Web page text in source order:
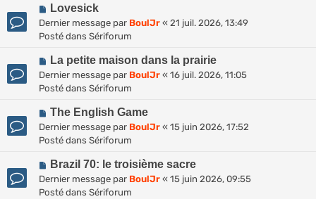
g
e
s
s
g
e
a
u
s
s
g
e
N
o
u
a
u
s
s
g
e
Lovesick
Dernier message par BoulJr « 21 juil. 2026, 13:49
Posté dans Sériforum
N
o
u
e
a
u
s
s
La petite maison dans la prairie
Dernier message par BoulJr « 16 juil. 2026, 11:05
Posté dans Sériforum
N
o
u
a
u
The English Game
Dernier message par BoulJr « 15 juin 2026, 17:52
Posté dans Sériforum
N
o
u
Brazil 70: le troisième sacre
Dernier message par BoulJr « 15 juin 2026, 09:55
Posté dans Sériforum